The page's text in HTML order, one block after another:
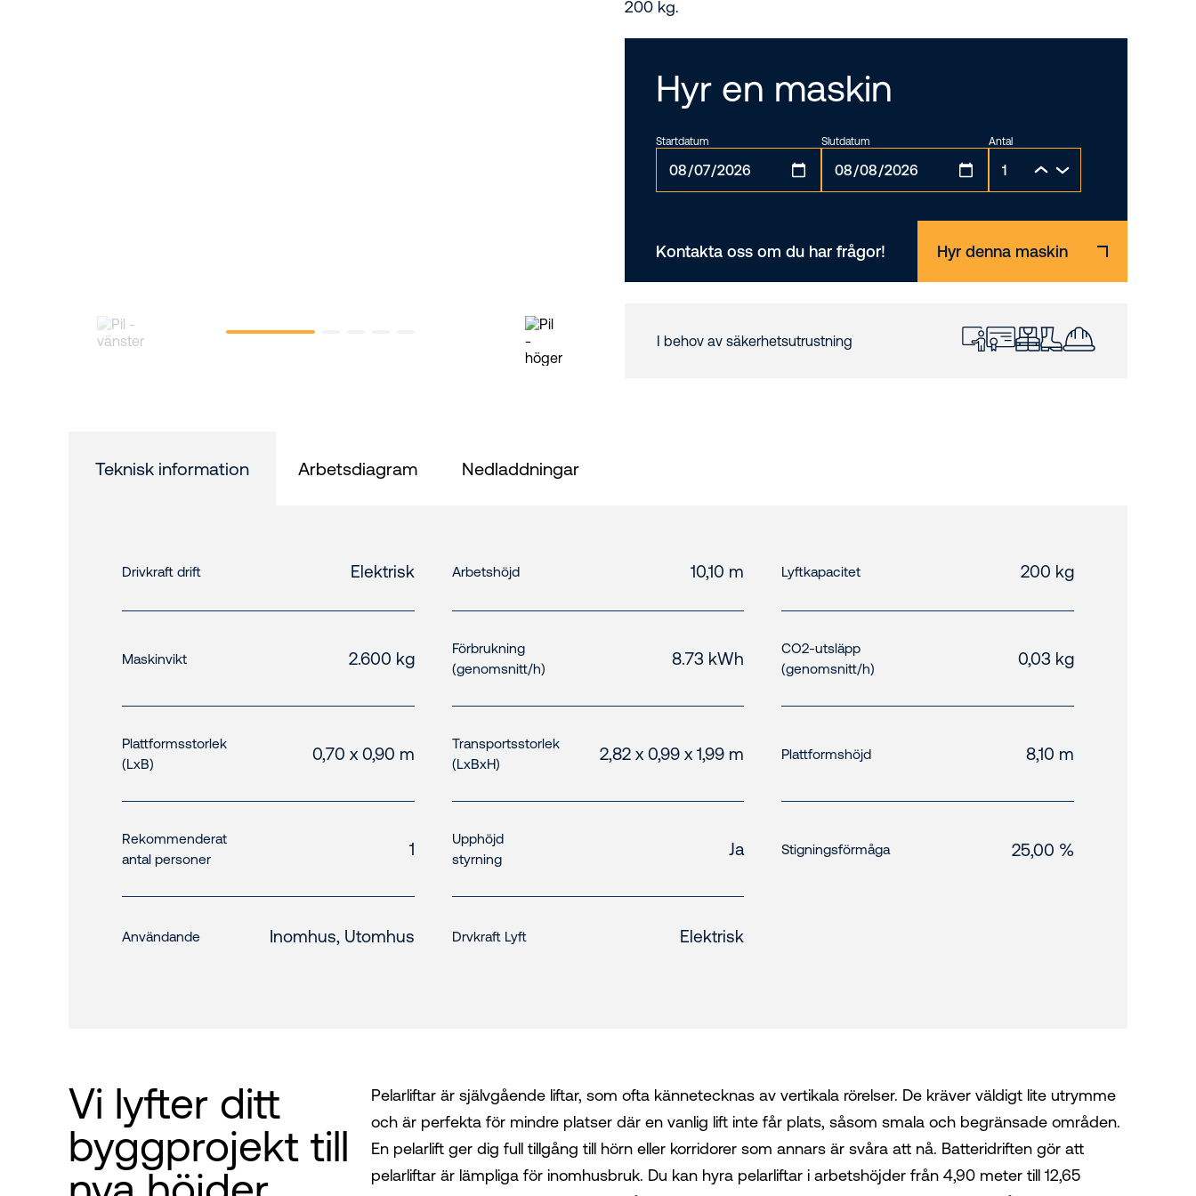
200 kg.
Hyr en maskin
Startdatum Slutdatum Antal
Kontakta oss om du har frågor! Hyr denna maskin
I behov av säkerhetsutrustning
Teknisk information Arbetsdiagram Nedladdningar
Drivkraft drift Elektrisk Arbetshöjd 10,10 m Lyftkapacitet 200 kg
Maskinvikt 2.600 kg
Förbrukning
(genomsnitt/h)
8.73 kWh
CO2-utsläpp
(genomsnitt/h)
0,03 kg
Plattformsstorlek
(LxB)
0,70 x 0,90 m
Transportsstorlek
(LxBxH)
2,82 x 0,99 x 1,99 m Plattformshöjd 8,10 m
Rekommenderat
antal personer
1
Upphöjd
styrning
Ja Stigningsförmåga 25,00 %
Användande Inomhus, Utomhus Drvkraft Lyft Elektrisk
Vi lyfter ditt
byggprojekt till
Pelarliftar är självgående liftar, som ofta kännetecknas av vertikala rörelser. De kräver väldigt lite utrymme
och är perfekta för mindre platser där en vanlig lift inte får plats, såsom smala och begränsade områden.
En pelarlift ger dig full tillgång till hörn eller korridorer som annars är svåra att nå. Batteridriften gör att
pelarliftar är lämpliga för inomhusbruk. Du kan hyra pelarliftar i arbetshöjder från 4,90 meter till 12,65